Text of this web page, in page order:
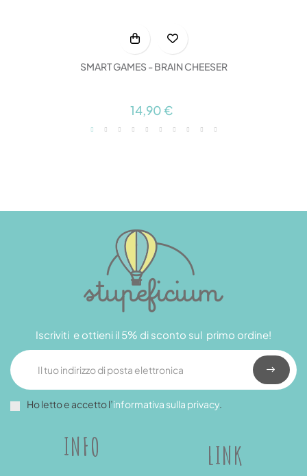
SMART GAMES - BRAIN CHEESER
14,90 €
INFO LINK
Iscriviti e ottieni il 5% di sconto sul primo ordine!
Ho letto e accetto l’informativa sulla privacy.